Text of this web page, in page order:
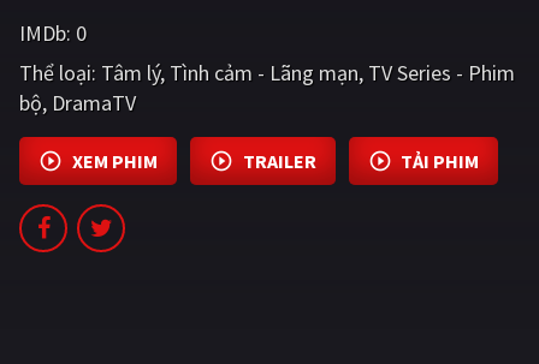
Âu - Mỹ
Hàn Quốc Nhật Bản
Tổng hợp
CẬP NHẬT
IMDb: 0
Thể loại: Tâm lý Tình cảm - Lãng mạn TV Series - Phim
bộ DramaTV
XEM PHIM TRAILER TẢI PHIM